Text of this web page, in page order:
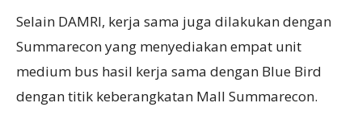
Selain DAMRI, kerja sama juga dilakukan dengan
Summarecon yang menyediakan empat unit
medium bus hasil kerja sama dengan Blue Bird
dengan titik keberangkatan Mall Summarecon.